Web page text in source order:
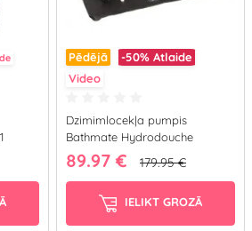
Pēdējā -50% Atlaide
Video
Dzimimlocekļa pumpis
Bathmate Hydrodouche
89.97 € 179.95 €
IELIKT GROZĀ